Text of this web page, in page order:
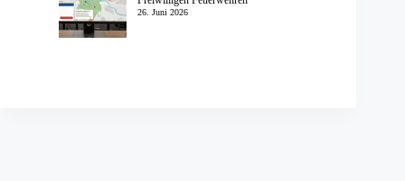
26. Juni 2026